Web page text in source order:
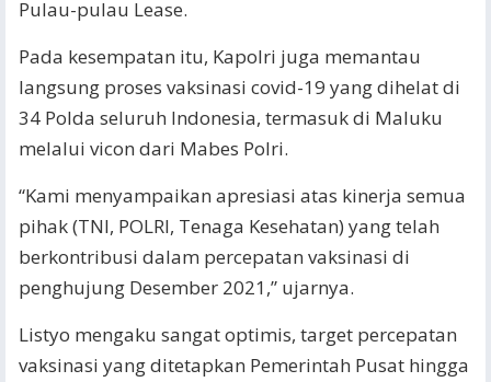
Pulau-pulau Lease.
Pada kesempatan itu, Kapolri juga memantau
langsung proses vaksinasi covid-19 yang dihelat di
34 Polda seluruh Indonesia, termasuk di Maluku
melalui vicon dari Mabes Polri.
“Kami menyampaikan apresiasi atas kinerja semua
pihak (TNI, POLRI, Tenaga Kesehatan) yang telah
berkontribusi dalam percepatan vaksinasi di
penghujung Desember 2021,” ujarnya.
Listyo mengaku sangat optimis, target percepatan
vaksinasi yang ditetapkan Pemerintah Pusat hingga